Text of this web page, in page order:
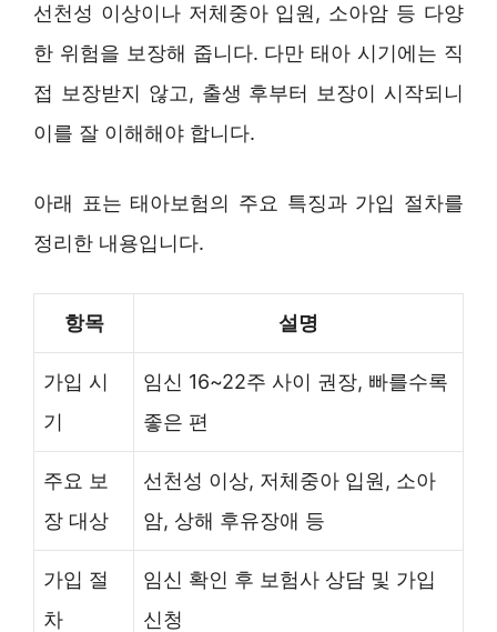
선천성 이상이나 저체중아 입원, 소아암 등 다양
한 위험을 보장해 줍니다. 다만 태아 시기에는 직
접 보장받지 않고, 출생 후부터 보장이 시작되니
이를 잘 이해해야 합니다.
아래 표는 태아보험의 주요 특징과 가입 절차를
정리한 내용입니다.
항목 설명
가입 시
기
임신 16~22주 사이 권장, 빠를수록
좋은 편
주요 보
장 대상
선천성 이상, 저체중아 입원, 소아
암, 상해 후유장애 등
가입 절
차
임신 확인 후 보험사 상담 및 가입
신청